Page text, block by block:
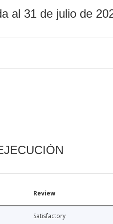
al 31 de julio de
Review
Satisfactory